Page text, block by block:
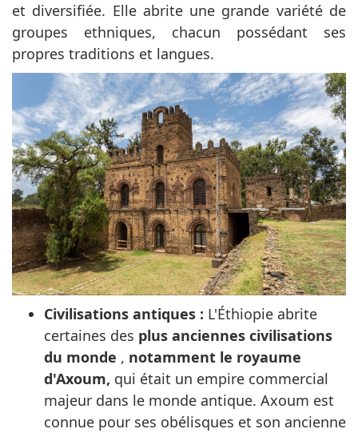
et diversifiée. Elle abrite une grande variété de
groupes ethniques, chacun possédant ses
propres traditions et langues.
Civilisations antiques : L'Éthiopie abrite
certaines des plus anciennes civilisations
du monde , notamment le royaume
d'Axoum, qui était un empire commercial
majeur dans le monde antique. Axoum est
connue pour ses obélisques et son ancienne